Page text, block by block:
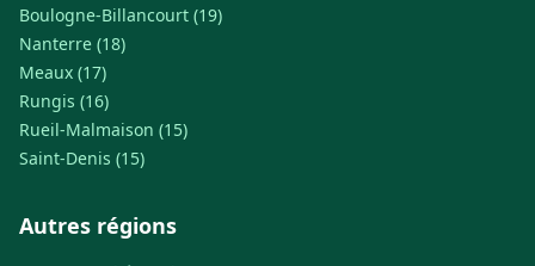
Boulogne-Billancourt (19)
Nanterre (18)
Meaux (17)
Rungis (16)
Rueil-Malmaison (15)
Saint-Denis (15)
Autres régions